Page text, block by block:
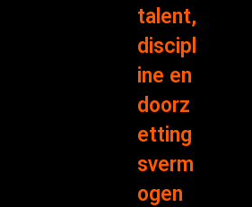
talent,
discipl
ine en
doorz
etting
sverm
ogen